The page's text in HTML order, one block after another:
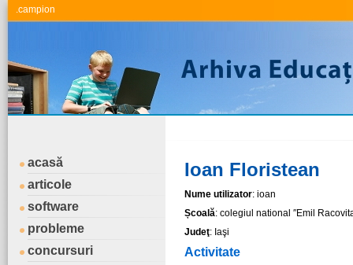
.campion
acasă
articole
software
probleme
concursuri
Ioan Floristean
Nume utilizator: ioan
Școală: colegiul national ″Emil
Judeţ: Iaşi
Activitate